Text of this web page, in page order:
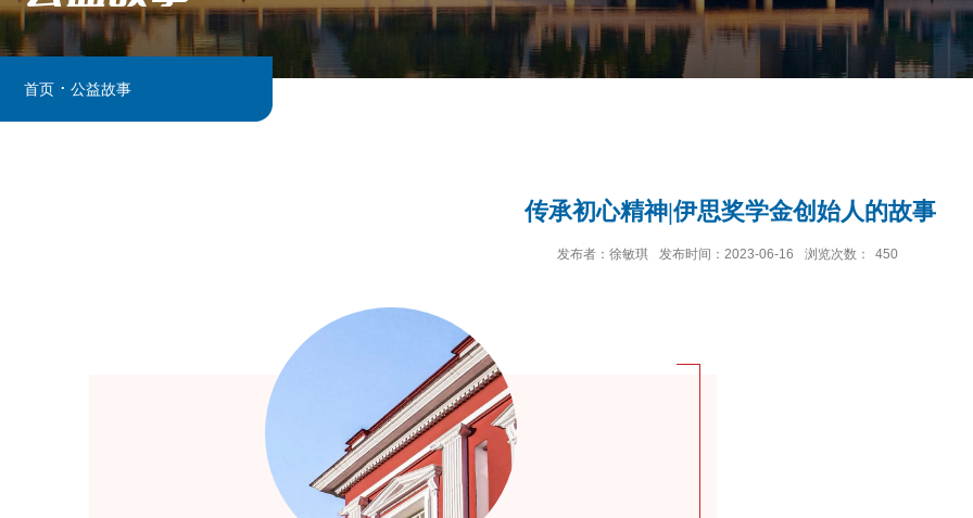
首页 . 公益故事
传承初心精神|伊思奖学金创始人的故事
发布者：徐敏琪 发布时间：2023-06-16 浏览次数： 450